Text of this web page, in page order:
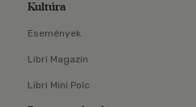
Kultúra
Események
Libri Magazin
Libri Mini Polc